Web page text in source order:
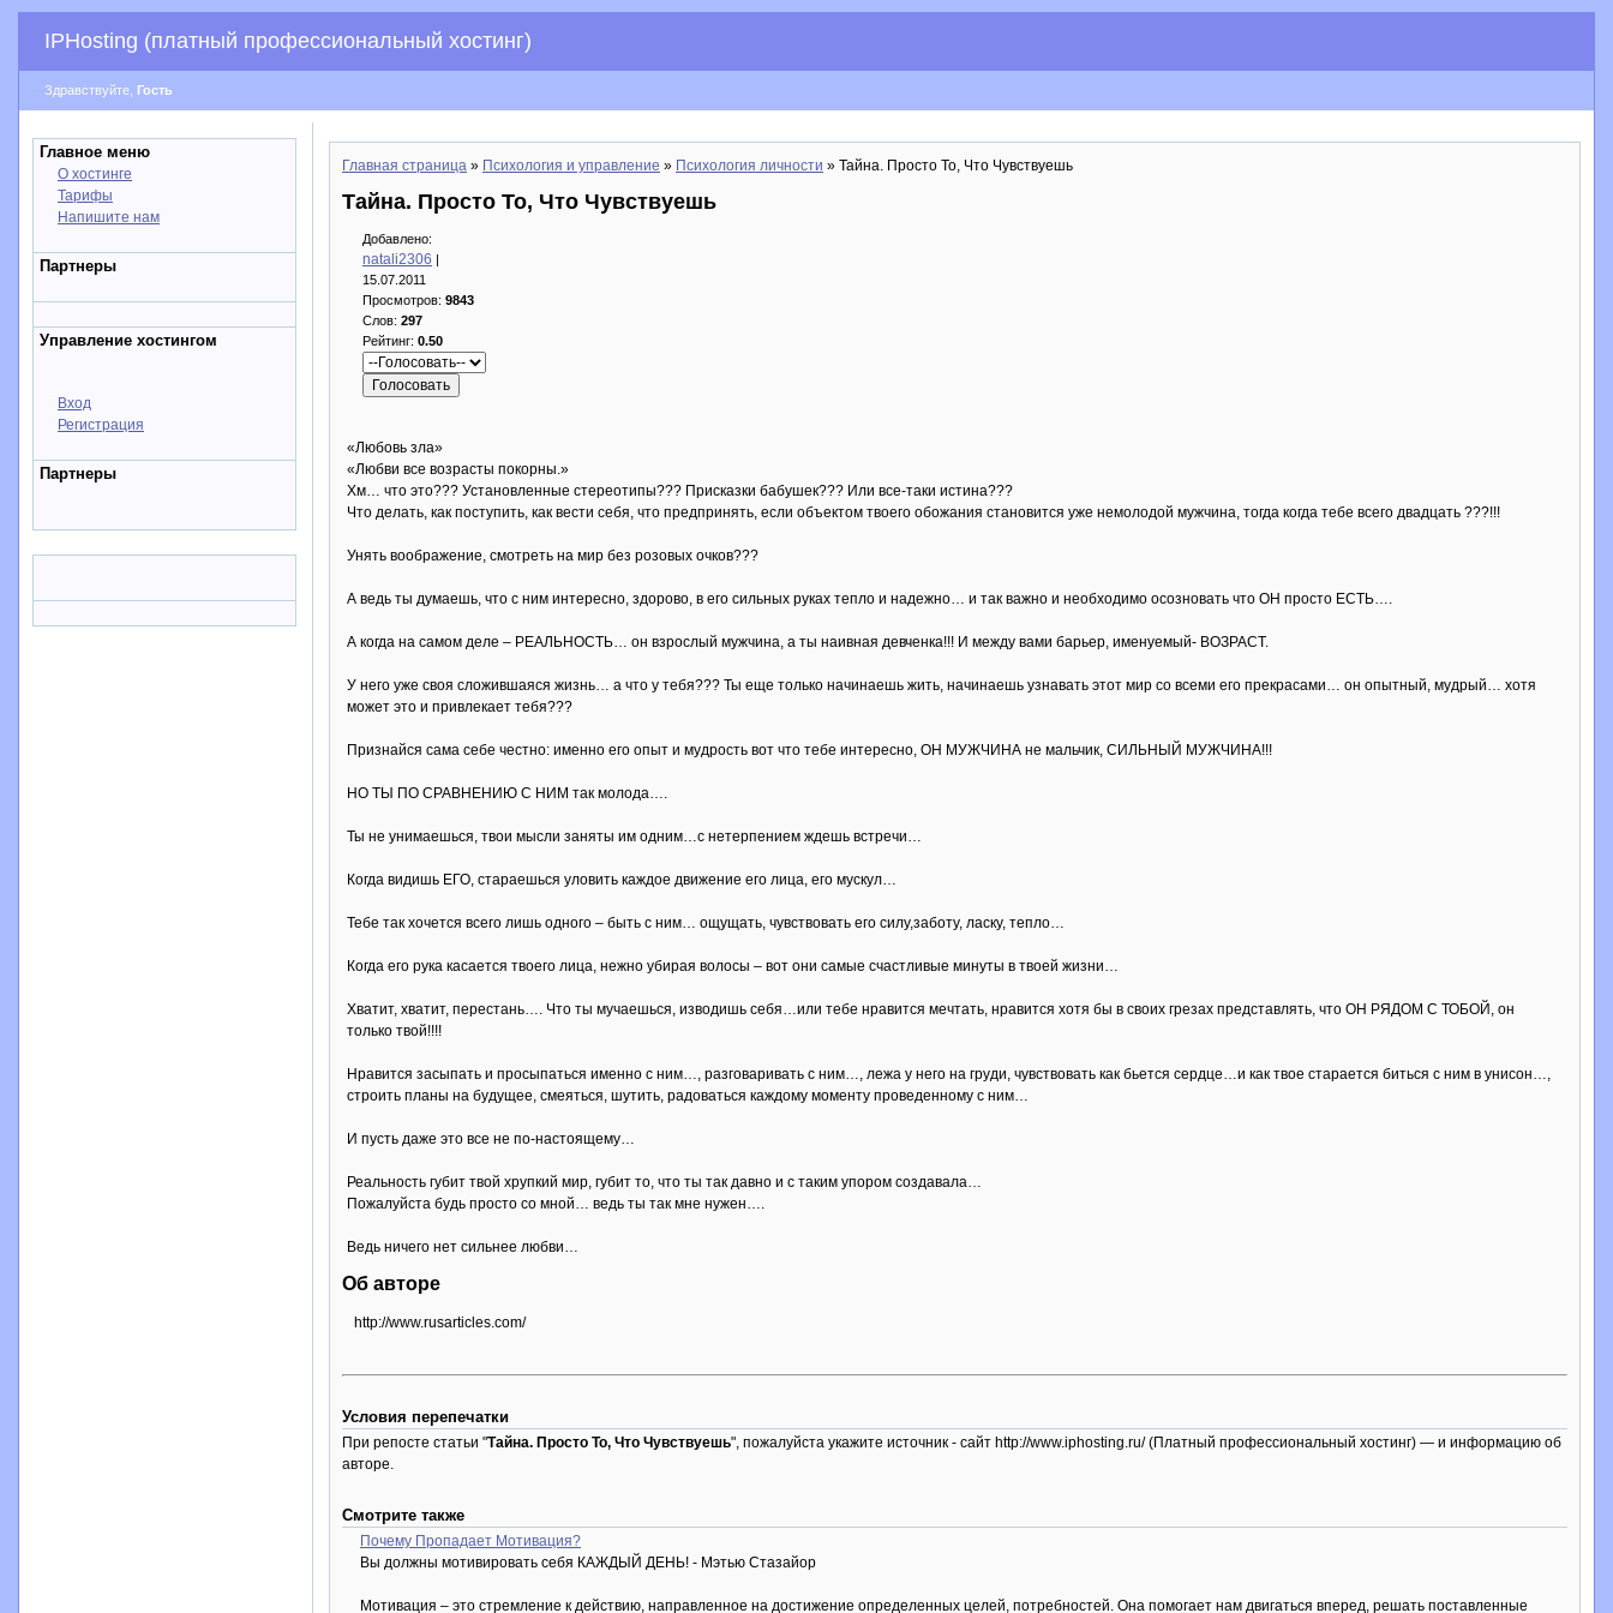
IPHosting (платный профессиональный хостинг)
Здравствуйте, Гость
Главное меню
О хостинге
Тарифы
Напишите нам
Партнеры
Управление хостингом
Вход
Регистрация
Партнеры
Главная страница » Психология и управление » Психология личности » Тайна. Просто То, Что Чувствуешь
Тайна. Просто То, Что Чувствуешь
Добавлено:
natali2306 |
15.07.2011
Просмотров: 9843
Слов: 297
Рейтинг: 0.50
«Любовь зла»
«Любви все возрасты покорны.»
Хм… что это??? Установленные стереотипы??? Присказки бабушек??? Или все-таки истина???
Что делать, как поступить, как вести себя, что предпринять, если объектом твоего обожания становится уже немолодой мужчина, тогда когда тебе всего двадцать ???!!!
Унять воображение, смотреть на мир без розовых очков???
А ведь ты думаешь, что с ним интересно, здорово, в его сильных руках тепло и надежно… и так важно и необходимо осозновать что ОН просто ЕСТЬ….
А когда на самом деле – РЕАЛЬНОСТЬ… он взрослый мужчина, а ты наивная девченка!!! И между вами барьер, именуемый- ВОЗРАСТ.
У него уже своя сложившаяся жизнь… а что у тебя??? Ты еще только начинаешь жить, начинаешь узнавать этот мир со всеми его прекрасами… он опытный, мудрый… хотя
может это и привлекает тебя???
Признайся сама себе честно: именно его опыт и мудрость вот что тебе интересно, ОН МУЖЧИНА не мальчик, СИЛЬНЫЙ МУЖЧИНА!!!
НО ТЫ ПО СРАВНЕНИЮ С НИМ так молода….
Ты не унимаешься, твои мысли заняты им одним…с нетерпением ждешь встречи…
Когда видишь ЕГО, стараешься уловить каждое движение его лица, его мускул…
Тебе так хочется всего лишь одного – быть с ним… ощущать, чувствовать его силу,заботу, ласку, тепло…
Когда его рука касается твоего лица, нежно убирая волосы – вот они самые счастливые минуты в твоей жизни…
Хватит, хватит, перестань…. Что ты мучаешься, изводишь себя…или тебе нравится мечтать, нравится хотя бы в своих грезах представлять, что ОН РЯДОМ С ТОБОЙ, он
только твой!!!!
Нравится засыпать и просыпаться именно с ним…, разговаривать с ним…, лежа у него на груди, чувствовать как бьется сердце…и как твое старается биться с ним в унисон…,
строить планы на будущее, смеяться, шутить, радоваться каждому моменту проведенному с ним…
И пусть даже это все не по-настоящему…
Реальность губит твой хрупкий мир, губит то, что ты так давно и с таким упором создавала…
Пожалуйста будь просто со мной… ведь ты так мне нужен….
Ведь ничего нет сильнее любви…
Об авторе
http://www.rusarticles.com/
Условия перепечатки
При репосте статьи "Тайна. Просто То, Что Чувствуешь", пожалуйста укажите источник - сайт http://www.iphosting.ru/ (Платный профессиональный хостинг) — и информацию об
авторе.
Смотрите также
Почему Пропадает Мотивация?
Вы должны мотивировать себя КАЖДЫЙ ДЕНЬ! - Мэтью Стазайор
Мотивация – это стремление к действию, направленное на достижение определенных целей, потребностей. Она помогает нам двигаться вперед, решать поставленные